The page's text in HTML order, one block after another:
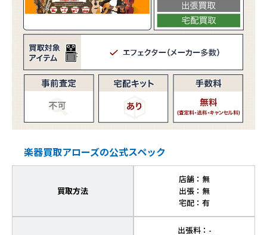
楽器買取アローズの公式スペック
買取方法
店舗：無
出張：無
宅配：有
出張料：-